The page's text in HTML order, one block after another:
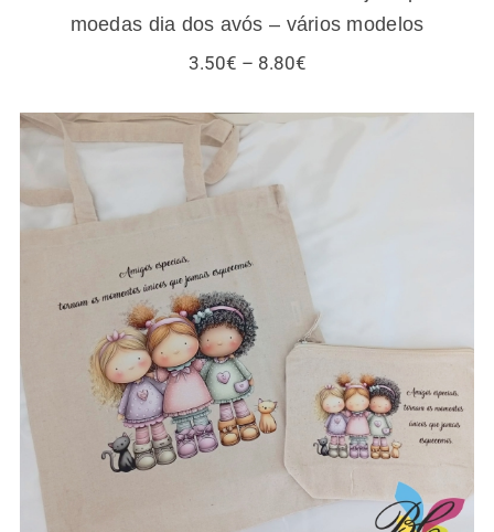
moedas dia dos avós – vários modelos
3.50€ – 8.80€Price
Sacos / necessaires / estojos / porta-
moedas para amigas e gatos – vários
modelos